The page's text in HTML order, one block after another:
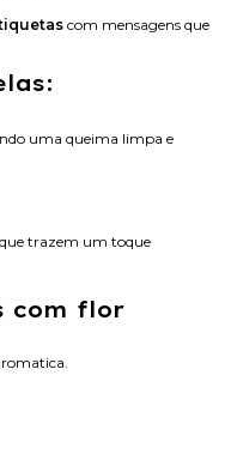
com mensagens que
uma queima limpa e
trazem um toque
com flor